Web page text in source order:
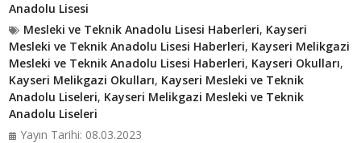
Anadolu Lisesi
Mesleki ve Teknik Anadolu Lisesi Haberleri, Kayseri
Mesleki ve Teknik Anadolu Lisesi Haberleri, Kayseri Melikgazi
Mesleki ve Teknik Anadolu Lisesi Haberleri, Kayseri Okulları,
Kayseri Melikgazi Okulları, Kayseri Mesleki ve Teknik
Anadolu Liseleri, Kayseri Melikgazi Mesleki ve Teknik
Anadolu Liseleri
Yayın Tarihi: 08.03.2023